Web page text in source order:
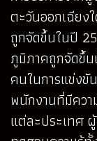
ตะวันออกเฉียง
ถูกจัดขึ้นในปี
ภูมิภาคถูกจัดขึ้น
คนในการแข่งขั
พนักงานที่มีควา
แต่ละประเทศ